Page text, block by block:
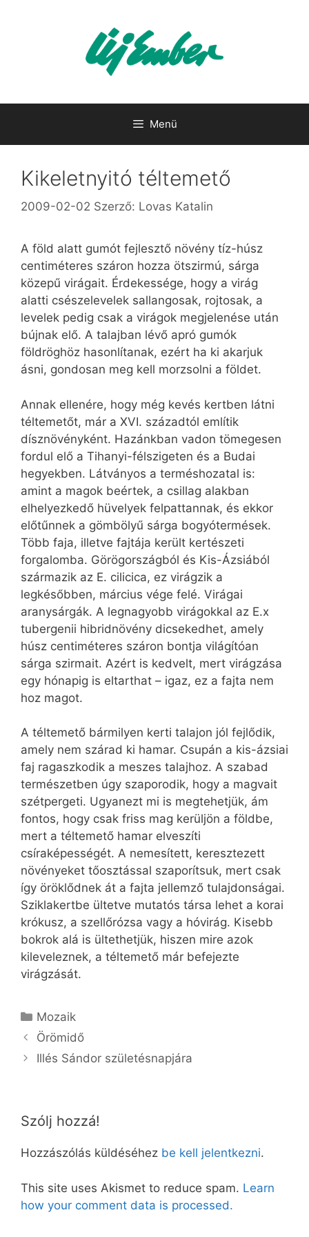
Menü
Kikeletnyitó téltemető
2009-02-02 Szerző: Lovas Katalin
A föld alatt gumót fejlesztő növény tíz-húsz
centiméteres száron hozza ötszirmú, sárga
közepű virágait. Érdekessége, hogy a virág
alatti csészelevelek sallangosak, rojtosak, a
levelek pedig csak a virágok megjelenése után
bújnak elő. A talajban lévő apró gumók
földröghöz hasonlítanak, ezért ha ki akarjuk
ásni, gondosan meg kell morzsolni a földet.
Annak ellenére, hogy még kevés kertben látni
téltemetőt, már a XVI. századtól említik
dísznövényként. Hazánkban vadon tömegesen
fordul elő a Tihanyi-félszigeten és a Budai
hegyekben. Látványos a terméshozatal is:
amint a magok beértek, a csillag alakban
elhelyezkedő hüvelyek felpattannak, és ekkor
előtűnnek a gömbölyű sárga bogyótermések.
Több faja, illetve fajtája került kertészeti
forgalomba. Görögországból és Kis-Ázsiából
származik az E. cilicica, ez virágzik a
legkésőbben, március vége felé. Virágai
aranysárgák. A legnagyobb virágokkal az E.x
tubergenii hibridnövény dicsekedhet, amely
húsz centiméteres száron bontja világítóan
sárga szirmait. Azért is kedvelt, mert virágzása
egy hónapig is eltarthat – igaz, ez a fajta nem
hoz magot.
A téltemető bármilyen kerti talajon jól fejlődik,
amely nem szárad ki hamar. Csupán a kis-ázsiai
faj ragaszkodik a meszes talajhoz. A szabad
természetben úgy szaporodik, hogy a magvait
szétpergeti. Ugyanezt mi is megtehetjük, ám
fontos, hogy csak friss mag kerüljön a földbe,
mert a téltemető hamar elveszíti
csíraképességét. A nemesített, keresztezett
növényeket tőosztással szaporítsuk, mert csak
így öröklődnek át a fajta jellemző tulajdonságai.
Sziklakertbe ültetve mutatós társa lehet a korai
krókusz, a szellőrózsa vagy a hóvirág. Kisebb
bokrok alá is ültethetjük, hiszen mire azok
kileveleznek, a téltemető már befejezte
virágzását.
Kategória
Mozaik
Örömidő
Illés Sándor születésnapjára
Szólj hozzá!
Hozzászólás küldéséhez be kell jelentkezni.
This site uses Akismet to reduce spam. Learn
how your comment data is processed.